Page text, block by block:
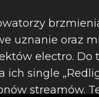
uznanie oraz
electro. Do
single
streamów.